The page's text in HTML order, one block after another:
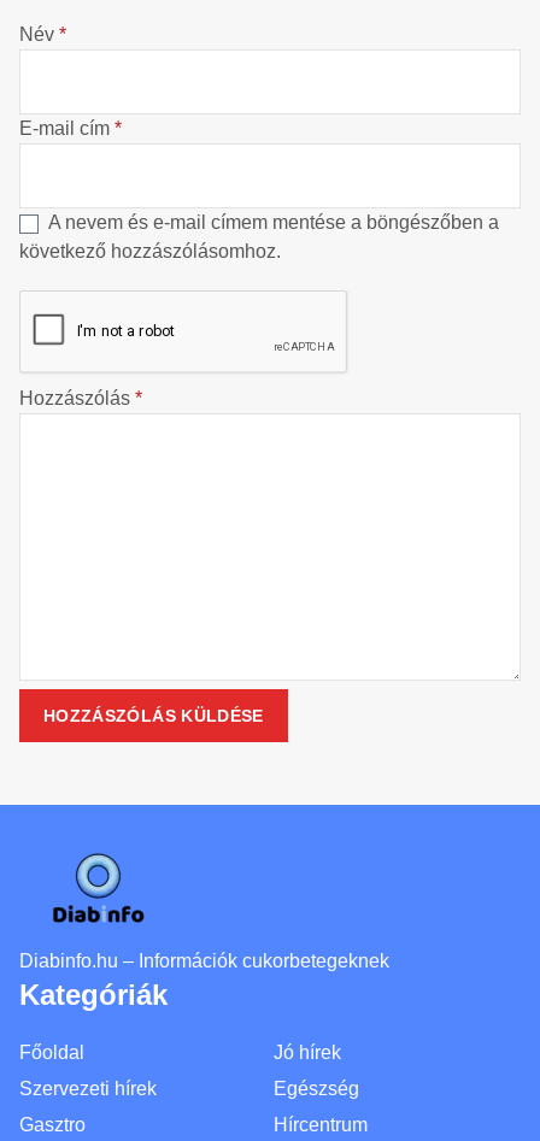
Név *
E-mail cím *
A nevem és e-mail címem mentése a böngészőben a
következő hozzászólásomhoz.
Hozzászólás *
Diabinfo.hu – Információk cukorbetegeknek
Kategóriák
Főoldal
Jó hírek
Szervezeti hírek
Egészség
Gasztro
Hírcentrum